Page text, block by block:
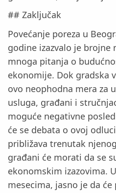
## Zaključak
Povećanje poreza u
godine izazvalo je brojne
mnoga pitanja o
ekonomije. Dok gradska
ovo neophodna mera za
usluga, građani i
moguće negativne
će se debata o ovoj
približava trenutak
građani će morati da se
ekonomskim izazovima.
mesecima, jasno je da